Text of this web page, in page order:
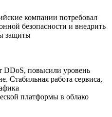
компании потребовал
безопасности и внедрить
защиты
DDoS, повысили уровень
Стабильная работа сервиса,
платформы в облако